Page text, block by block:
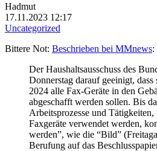
Hadmut
17.11.2023 12:17
Uncategorized
Bittere Not: Beschrieben bei MMnews:
Der Haushaltsausschuss des
Donnerstag darauf geeinigt, dass
2024 alle Fax-Geräte in den
abgeschafft werden sollen. Bis
Arbeitsprozesse und
Faxgeräte verwendet werden,
werden”, wie die “Bild”
Berufung auf das